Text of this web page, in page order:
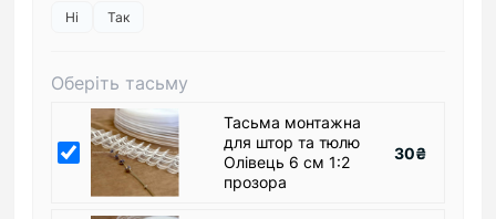
Ні Так
Оберіть тасьму
Тасьма монтажна
для штор та тюлю
Олівець 6 см 1:2
прозора
30₴